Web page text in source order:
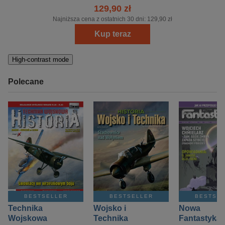
129,90 zł
Najniższa cena z ostatnich 30 dni: 129,90 zł
Kup teraz
High-contrast mode
Polecane
BESTSELLER
Technika
Wojskowa
BESTSELLER
Wojsko i
Technika
Nowa
Fantastyka